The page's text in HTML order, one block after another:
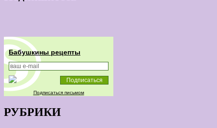
Бабушкины рецепты
Подписаться письмом
РУБРИКИ